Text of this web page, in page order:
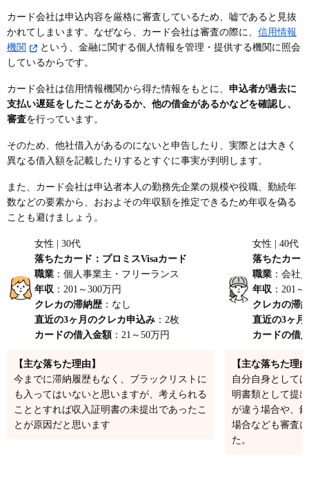
カード会社は申込内容を厳格に審査しているため、嘘であると見抜
かれてしまいます。なぜなら、カード会社は審査の際に、 信用情報
機関
という、金融に関する個人情報を管理・提供する機関に照会
しているからです。
カード会社は信用情報機関から得た情報をもとに、 申込者が過去に
支払い遅延をしたことがあるか、他の借金があるかなどを確認し、
審査を行っています。
そのため、他社借入があるのにないと申告したり、実際とは大きく
異なる借入額を記載したりするとすぐに事実が判明します。
また、カード会社は申込者本人の勤務先企業の規模や役職、勤続年
数などの要素から、おおよその年収額を推定できるため年収を偽る
ことも避けましょう。
女性 | 30代
落ちたカード：プロミスVisaカード
職業 ：個人事業主・フリーランス
年収 ：201～300万円
クレカの滞納歴 ：なし
直近の3ヶ月のクレカ申込み ：2枚
カードの借入金額 ：21～50万円
【主な落ちた理由】
今までに滞納履歴もなく、ブラックリストに
も入ってはいないと思いますが、考えられる
こととすれば収入証明書の未提出であったこ
とが原因だと思います
女性 | 40代
落ちたカー
職業 ：会社
年収 ：201
クレカの滞
直近の3ヶ月
カードの借
【主な落ちた理
自分自身として
明書類として提
が違う場合や、
場合なども審査
た。